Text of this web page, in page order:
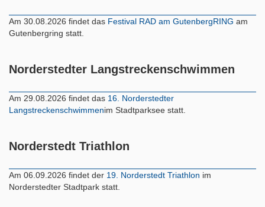
Am 30.08.2026 findet das Festival RAD am GutenbergRING am
Gutenbergring statt.
Norderstedter Langstreckenschwimmen
Am 29.08.2026 findet das 16. Norderstedter
Langstreckenschwimmenim Stadtparksee statt.
Norderstedt Triathlon
Am 06.09.2026 findet der 19. Norderstedt Triathlon im
Norderstedter Stadtpark statt.